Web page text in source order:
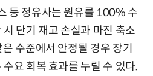
등 정유사는 원유를 100% 수
단기 재고 손실과 마진 축소
수준에서 안정될 경우 장기
요 회복 효과를 누릴 수 있다.